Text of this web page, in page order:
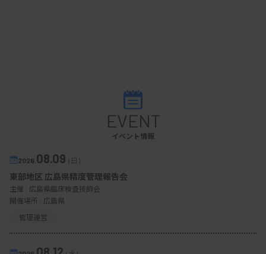
EVENT
イベント情報
2026. 08.09（日）
東部地区 広島県精度管理報告会
主催 : 広島県臨床検査技師会
開催場所 : 広島県
管理運営